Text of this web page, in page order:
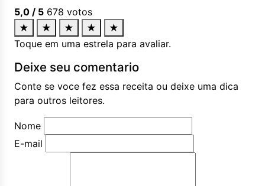
5,0 / 5 678 votos
★
★ ★ ★
★
Toque em uma estrela para avaliar.
Deixe seu comentario
Conte se voce fez essa receita ou deixe uma dica
para outros leitores.
Nome
E-mail